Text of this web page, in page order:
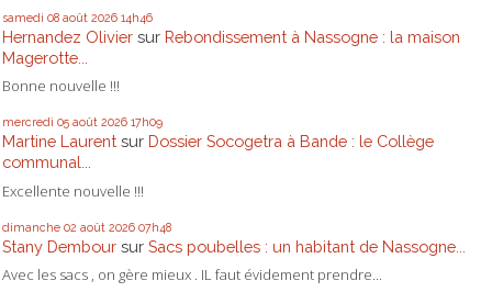
samedi 08 août 2026 14h46
Hernandez Olivier sur Rebondissement à Nassogne : la maison
Magerotte...
Bonne nouvelle !!!
mercredi 05 août 2026 17h09
Martine Laurentsur Dossier Socogetra à Bande : le Collège
communal...
Excellente nouvelle !!!
dimanche 02 août 2026 07h48
Stany Dembour sur Sacs poubelles : un habitant de Nassogne...
Avec les sacs , on gère mieux . IL faut évidement prendre...